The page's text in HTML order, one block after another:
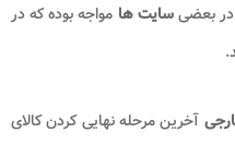
بعضیسایت ها مواجه بوده که در
آخرین مرحله نهایی کردن کالای